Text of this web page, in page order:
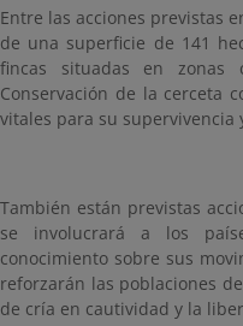
Entre las acciones previstas
de una superficie de 141
fincas situadas en zonas
Conservación de la cerceta
vitales para su supervivencia
También están previstas
se involucrará a los
conocimiento sobre sus
reforzarán las poblaciones
de cría en cautividad y la